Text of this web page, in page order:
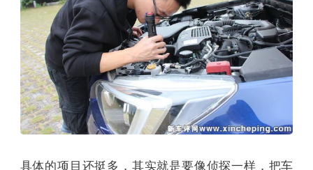
具体的项目还挺多，其实就是要像侦探一样，把车